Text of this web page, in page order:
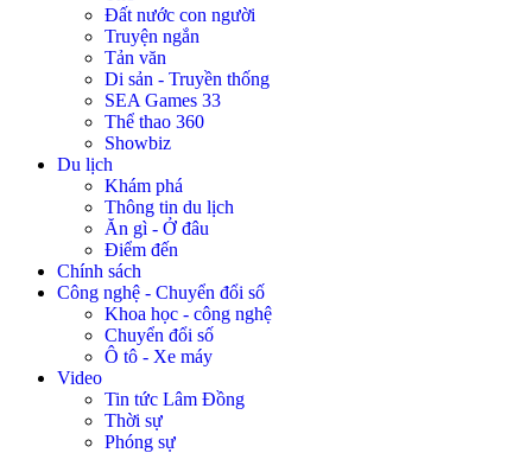
Đất nước con người
Truyện ngắn
Tản văn
Di sản - Truyền thống
SEA Games 33
Thể thao 360
Showbiz
Du lịch
Khám phá
Thông tin du lịch
Ăn gì - Ở đâu
Điểm đến
Chính sách
Công nghệ - Chuyển đổi số
Khoa học - công nghệ
Chuyển đổi số
Ô tô - Xe máy
Video
Tin tức Lâm Đồng
Thời sự
Phóng sự